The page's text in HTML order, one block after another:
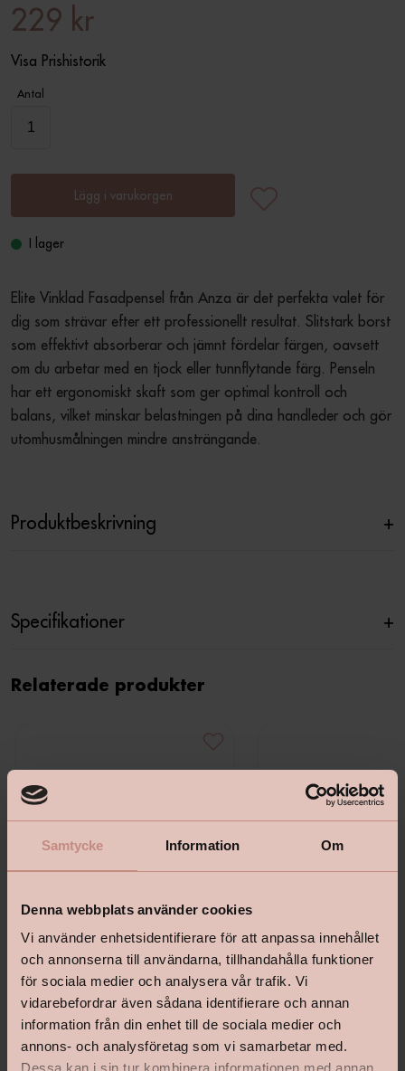
Samtycke Information Om
Denna webbplats använder cookies
Vi använder enhetsidentifierare för att anpassa innehållet
och annonserna till användarna, tillhandahålla funktioner
för sociala medier och analysera vår trafik. Vi
vidarebefordrar även sådana identifierare och annan
information från din enhet till de sociala medier och
annons- och analysföretag som vi samarbetar med.
Dessa kan i sin tur kombinera informationen med annan
229 kr
Visa Prishistorik
Antal
Lägg i varukorgen
I lager
Elite Vinklad Fasadpensel från Anza är det perfekta valet för
dig som strävar efter ett professionellt resultat. Slitstark borst
som effektivt absorberar och jämnt fördelar färgen, oavsett
om du arbetar med en tjock eller tunnflytande färg. Penseln
har ett ergonomiskt skaft som ger optimal kontroll och
balans, vilket minskar belastningen på dina handleder och gör
utomhusmålningen mindre ansträngande.
Produktbeskrivning +
Specifikationer +
Relaterade produkter
Pensel Fasad Vinklad Elite 75Mm Pensel Fasad Vinklad